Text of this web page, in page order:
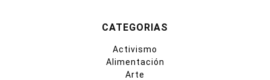
CATEGORIAS
Activismo
Alimentación
Arte